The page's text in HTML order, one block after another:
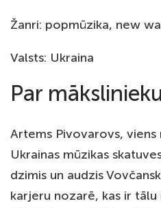
Žanri: popmūzika, new
Valsts: Ukraina
Par
Artems Pivovarovs,
Ukrainas mūzikas
dzimis un audzis
karjeru nozarē, kas ir tālu